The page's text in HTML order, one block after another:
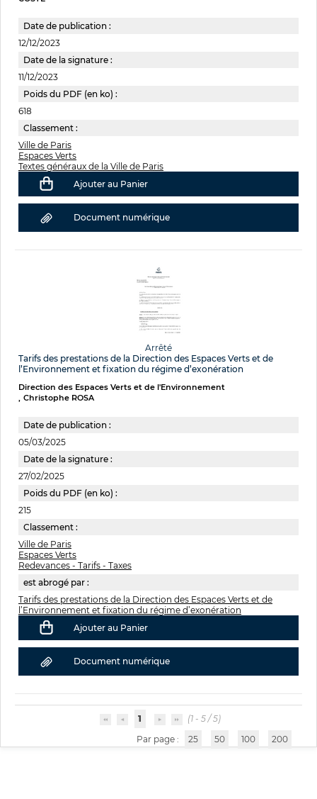
Date de publication :
12/12/2023
Date de la signature :
11/12/2023
Poids du PDF (en ko) :
618
Classement :
Ville de Paris
Espaces Verts
Textes généraux de la Ville de Paris
Ajouter au Panier
Document numérique
Arrêté
Tarifs des prestations de la Direction des Espaces Verts et de
l’Environnement et fixation du régime d’exonération
Direction des Espaces Verts et de l'Environnement
Christophe ROSA
Date de publication :
05/03/2025
Date de la signature :
27/02/2025
Poids du PDF (en ko) :
215
Classement :
Ville de Paris
Espaces Verts
Redevances - Tarifs - Taxes
est abrogé par :
Tarifs des prestations de la Direction des Espaces Verts et de
l’Environnement et fixation du régime d’exonération
Ajouter au Panier
Document numérique
1
(1 - 5 / 5)
Par page :
25 50 100 200